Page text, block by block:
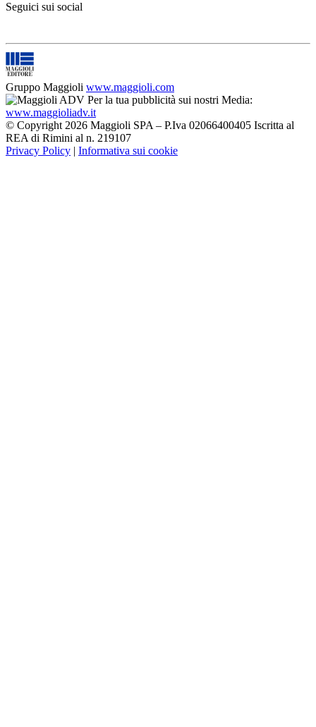
Seguici sui social
Gruppo Maggioli www.maggioli.com
Per la tua pubblicità sui nostri Media:
www.maggioliadv.it
© Copyright 2026 Maggioli SPA – P.Iva 02066400405 Iscritta al
REA di Rimini al n. 219107
Privacy Policy | Informativa sui cookie